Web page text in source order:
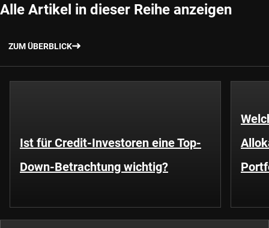
Alle Artikel in dieser Reihe anzeigen
ZUM ÜBERBLICK
Ist für Credit-Investoren eine Top-
Down-Betrachtung wichtig?